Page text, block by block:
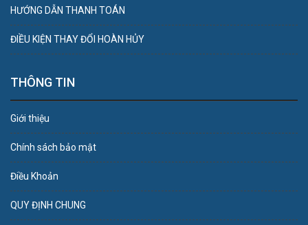
HƯỚNG DẪN THANH TOÁN
ĐIỀU KIỆN THAY ĐỔI HOÀN HỦY
THÔNG TIN
Giới thiệu
Chính sách bảo mật
Điều Khoản
QUY ĐỊNH CHUNG